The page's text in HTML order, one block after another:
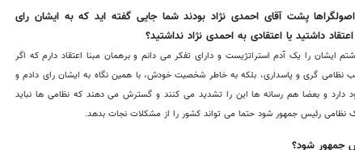
88 که خیلی از اصولگراها پشت آقای احمدی نژاد بودند شما جایی گفته اید که به ایشان رای
داشتید یا اعتقادی به احمدی نژاد نداشتید؟
ایشان را یک آدم استراتژیست و دارای تفکر می دانم و برهمان مبنا اعتقاد دارم که اگر
گری و پاسداری، بلکه به خاطر شخصیت خودش، با همین نگاه به ایشان رای دادم و
و بعضا هم رسانه ها این را تشدید می کنند و گسترش می دهند که نظامی ها نباید
نظامی رئیس جمهور شود حتما می تواند کشور را از مشکلات نجات بدهد.
جمهور شود؟